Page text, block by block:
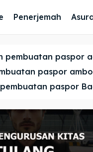
Penerjemah
pembuatan paspor
paspor
paspor